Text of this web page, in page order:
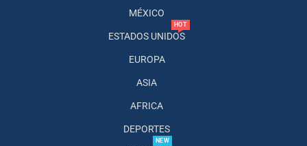
MÉXICO
ESTADOS UNIDOS
HOT
EUROPA
ASIA
AFRICA
DEPORTES
NEW